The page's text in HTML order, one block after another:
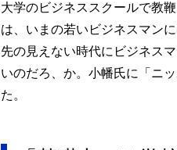
大学のビジネススクールで教
は、いまの若いビジネスマン
先の見えない時代にビジネス
いのだろ、か。小幡氏に「ニ
た。